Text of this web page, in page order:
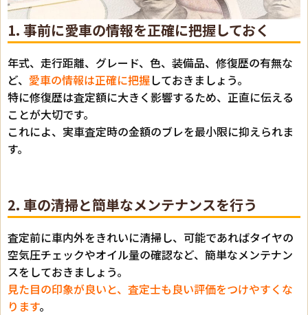
1. 事前に愛車の情報を正確に把握しておく
年式、走行距離、グレード、色、装備品、修復歴の有無な
ど、 愛車の情報は正確に把握しておきましょう。
特に修復歴は査定額に大きく影響するため、正直に伝える
ことが大切です。
これによ、実車査定時の金額のブレを最小限に抑えられま
す。
2. 車の清掃と簡単なメンテナンスを行う
査定前に車内外をきれいに清掃し、可能であればタイヤの
空気圧チェックやオイル量の確認など、簡単なメンテナン
スをしておきましょう。
見た目の印象が良いと、査定士も良い評価をつけやすくな
ります。